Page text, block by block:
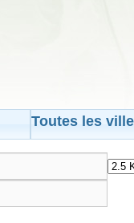
Toutes les